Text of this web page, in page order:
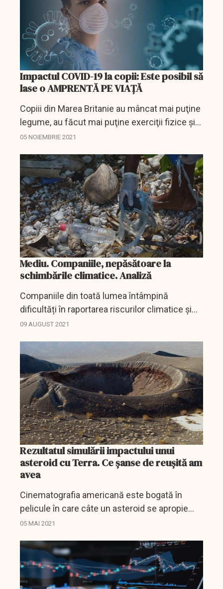
Impactul COVID-19 la copii: Este posibil să
lase o AMPRENTĂ PE VIAȚĂ
Copiii din Marea Britanie au mâncat mai puţine
legume, au făcut mai puţine exerciţii fizice şi
au avut dificultăţi emoţionale din ce în ce mai
05 NOIEMBRIE 2021
Mediu. Companiile, nepăsătoare la
schimbările climatice. Analiză
Companiile din toată lumea întâmpină
dificultăți în raportarea riscurilor climatice și
trebuie să aibă în vedere luarea de măsuri
așteptările...
09 AUGUST 2021
Rezultatul simulării impactului unui
asteroid cu Terra. Ce șanse de reușită am
avea
Cinematografia americană este bogată în
pelicule în care câte un asteroid se apropie
amenințător de planeta noastră, un scenariu
05 MAI 2021